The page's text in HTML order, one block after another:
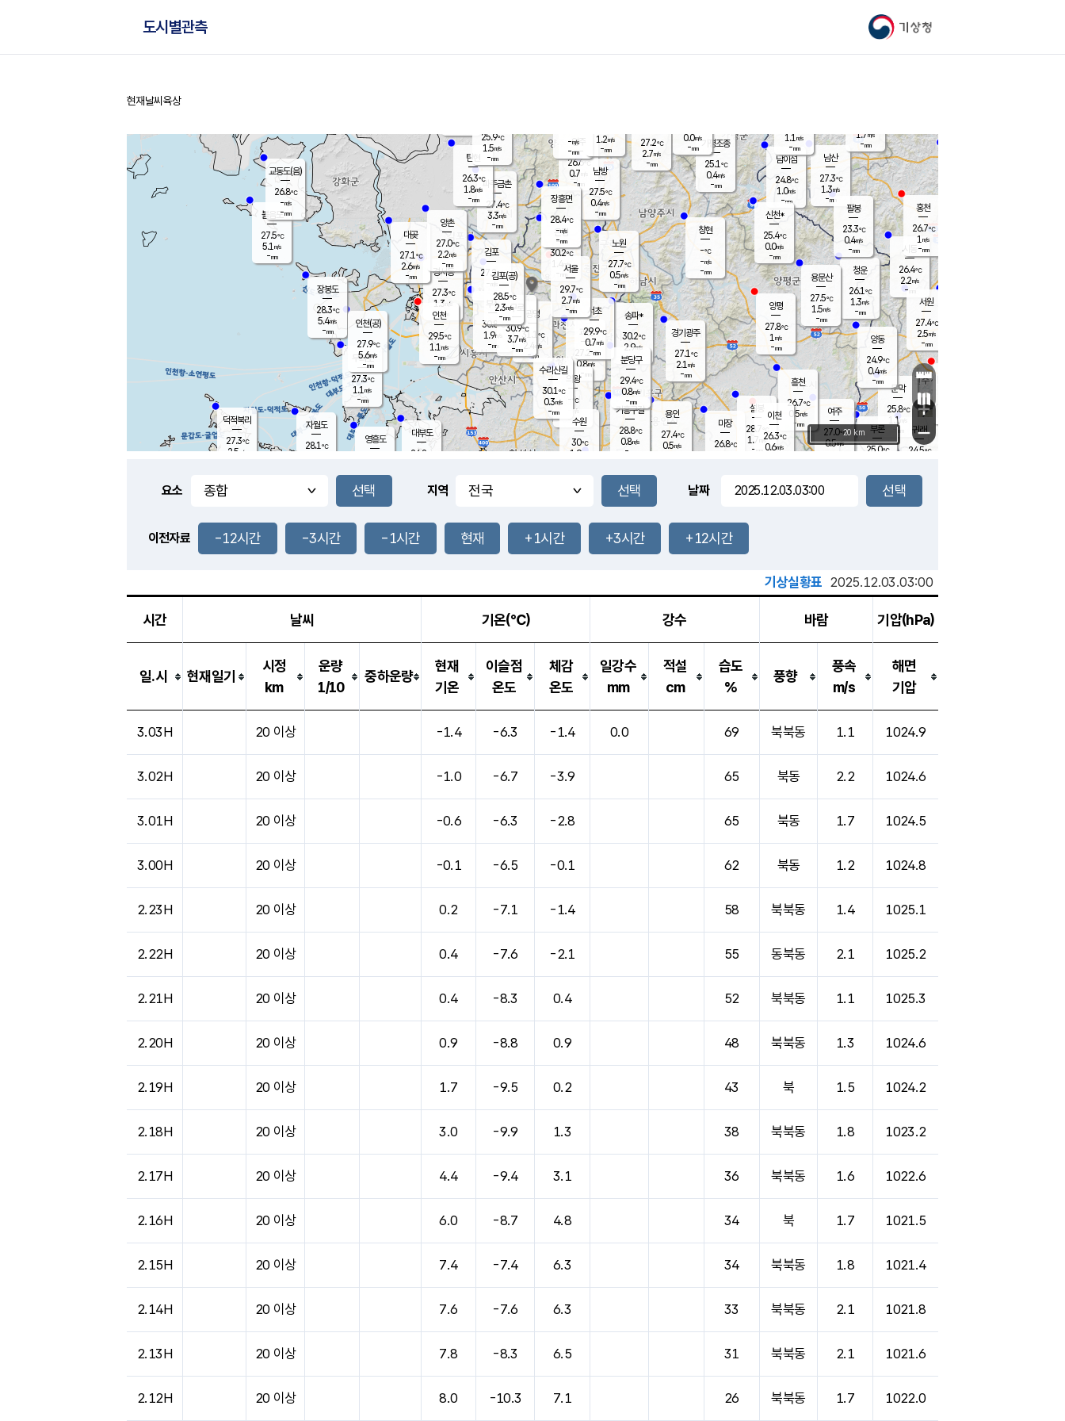
기상청
도시별관측
홈
현재날씨 육상
풍도
1.1m/s
문막
25.8℃
1.1m/s
mm
남이섬
24.8℃
1.0m/s
-mm
무의도
27.3℃
1.1 m/s
-mm
영흥도
볼음도
27.5℃
5.1 m/s
-mm
자월도
28.1℃
양주
26.6℃
0.7
-mm
부론
25.0℃
과천
27.2℃
0.8m/s
- mm
남산
27.3℃
1.3m/s
-mm
장봉도
28.3℃
5.4m/s
-mm
-mm
청운
26.1℃
1.3m/s
-mm
팔봉
23.3℃
0.4m/s
-mm
-mm
용인
27.4℃
0.5m/s
여주
27.0℃
0.5m/s
양동
24.9℃
0.4m/s
-mm
경기광주
27.1℃
2.1 m/s
-mm
장호원
1.1 m/s
-mm
27.8
℃
대부도
26.8
-
경서동
27.3℃
1.3 m/s
-mm
파주금촌
27.4℃
3.3m/s
-mm
가평조종
25.1℃
0.4m/s
-mm
27.2℃
2.7m/s
-mm
대곶
27.1℃
2.6m/s
-mm
신천*
25.4℃
0.0m/s
-mm
창현
-℃
-m/s
-mm
탄현
26.3℃
1.8m/s
-mm
0.0m/s
-mm
29.2℃
0.6m/s
-mm
흥천
26.7℃
0.5m/s
-mm
마장
26.8℃
의왕
- ℃
m/s
mm
김포
27.2℃
-m/s
mm
설봉
28.7
1.7 m/s
- mm
광명
31.1
℃
2.4 m/s
-mm
부천
30.8℃
1.9m/s
-mm
-mm
양촌
27.0℃
2.2m/s
-mm
구로
30.9℃
3.7m/s
-mm
은평
30.2℃
1.4 m/s
- mm
노원
27.7℃
0.5m/s
-mm
송파*
30.2℃
2.9m/s
-mm
서초
29.9℃
0.7m/s
-mm
남방
27.5℃
0.4m/s
-mm
기흥구갈
28.8℃
0.8m/s
-
수리산길
30.1℃
0.3m/s
-mm
분당구
29.4℃
0.8m/s
-mm
장흥면
28.4℃
-m/s
-mm
-m/s
-mm
시동
26.4℃
2.2m/s
- mm
귀래
24.5℃
서원
27.4℃
2.5m/s
-mm
용문산
27.5℃
1.5m/s
-mm
덕적북리
27.3℃
2.5 m/s
인천(공)
27.9℃
5.6m/s
-mm
김포(공)
28.5℃
2.3m/s
-mm
교동도(음)
26.8℃
-m/s
-mm
홍천
26.7℃
1 m/s
-mm
이천
26.3℃
0.6m/s
양평
27.8℃
1 m/s
-mm
수원
30℃
1.9m/s
인천
29.5℃
1.1 m/s
-mm
서울
29.7℃
2.7m/s
-mm
1.7 m/s
-mm
25.9℃
1.5m/s
-mm
1.2m/s
-mm
+
−
20 km
요소 지역 날짜
이전자료 -12시간 -3시간 -1시간 현재 +1시간 +3시간 +12시간
기상실황표 2025.12.03.03:00
시간 날씨 기온(℃) 강수 바람 기압(hPa)
일.시 현재일기
시정
km
운량
1/10
중하운량
현재
기온
이슬점
온도
체감
온도
일강수
mm
적설
cm
습도
%
풍향
풍속
m/s
해면
기압
3.03H 20 이상 -1.4 -6.3 -1.4 0.0 69 북북동 1.1 1024.9
3.02H 20 이상 -1.0 -6.7 -3.9 65 북동 2.2 1024.6
3.01H 20 이상 -0.6 -6.3 -2.8 65 북동 1.7 1024.5
3.00H 20 이상 -0.1 -6.5 -0.1 62 북동 1.2 1024.8
2.23H 20 이상 0.2 -7.1 -1.4 58 북북동 1.4 1025.1
2.22H 20 이상 0.4 -7.6 -2.1 55 동북동 2.1 1025.2
2.21H 20 이상 0.4 -8.3 0.4 52 북북동 1.1 1025.3
2.20H 20 이상 0.9 -8.8 0.9 48 북북동 1.3 1024.6
2.19H 20 이상 1.7 -9.5 0.2 43 북 1.5 1024.2
2.18H 20 이상 3.0 -9.9 1.3 38 북북동 1.8 1023.2
2.17H 20 이상 4.4 -9.4 3.1 36 북북동 1.6 1022.6
2.16H 20 이상 6.0 -8.7 4.8 34 북 1.7 1021.5
2.15H 20 이상 7.4 -7.4 6.3 34 북북동 1.8 1021.4
2.14H 20 이상 7.6 -7.6 6.3 33 북북동 2.1 1021.8
2.13H 20 이상 7.8 -8.3 6.5 31 북북동 2.1 1021.6
2.12H 20 이상 8.0 -10.3 7.1 26 북북동 1.7 1022.0